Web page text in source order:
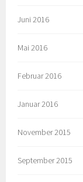
Juni 2016
Mai 2016
Februar 2016
Januar 2016
November 2015
September 2015